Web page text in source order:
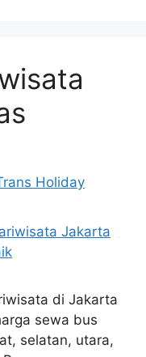
Holiday
di Jakarta
sewa bus
selatan, utara,